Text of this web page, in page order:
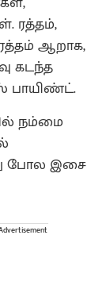
ரத்தம்,
ஆறாக,
கடந்த
பாயிண்ட்.
நம்மை
போல இசை